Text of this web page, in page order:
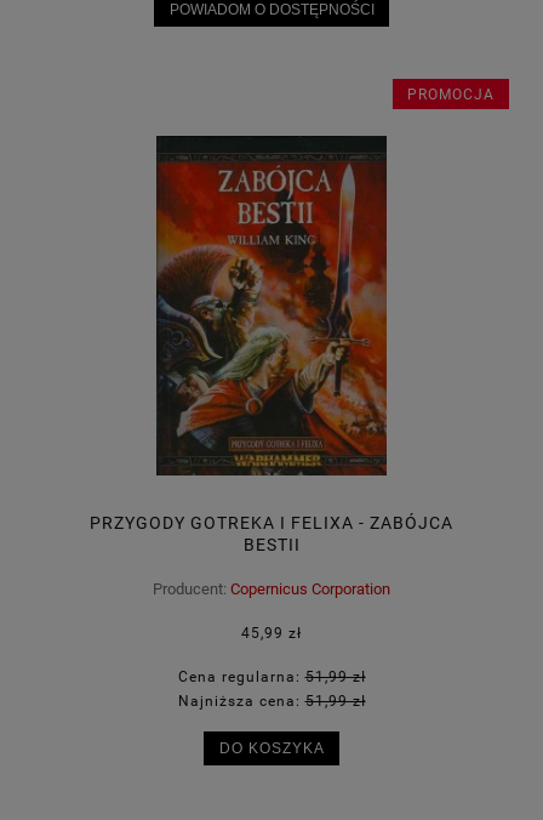
POWIADOM O DOSTĘPNOŚCI
PRZYGODY GOTREKA I FELIXA - ZABÓJCA
BESTII
Producent: Copernicus Corporation
45,99 zł
Cena regularna:51,99 zł
Najniższa cena:51,99 zł
DO KOSZYKA
PROMOCJA